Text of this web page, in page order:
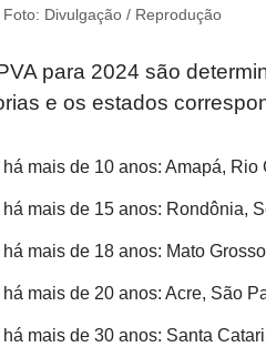
Divulgação / Reprodução
para 2024 são
e os estados
mais de 10 anos: Amapá, Rio
mais de 15 anos: Rondônia,
mais de 18 anos: Mato Grosso
mais de 20 anos: Acre, São
mais de 30 anos: Santa